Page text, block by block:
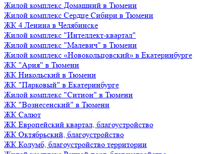
Жилой комплекс Домашний в Тюмени
Жилой комплекс Сердце Сибири в Тюмени
ЖК 4 Ленина в Челябинске
Жилой комплекс "Интеллект-квартал"
Жилой комплекс "Малевич" в Тюмени
Жилой комплекс «Новокольцовский» в Екатеринбурге
ЖК "Ария" в Тюмени
ЖК Никольский в Тюмени
ЖК "Парковый" в Екатеринбурге
Жилой комплекс "Ситион" в Тюмени
ЖК "Вознесенский" в Тюмени
ЖК Салют
ЖК Европейский квартал, благоустройство
ЖК Октябрьский, благоустройство
ЖК Колумб, благоустройство территории